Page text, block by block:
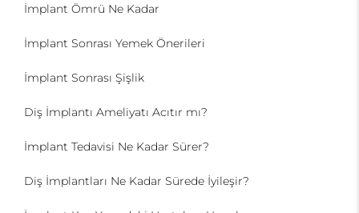
İmplant Ömrü Ne Kadar
İmplant Sonrası Yemek Önerileri
İmplant Sonrası Şişlik
Diş İmplantı Ameliyatı Acıtır mı?
İmplant Tedavisi Ne Kadar Sürer?
Diş İmplantları Ne Kadar Sürede İyileşir?